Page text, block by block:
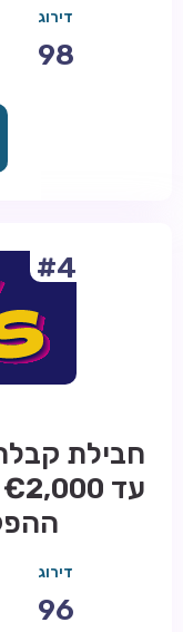
דירוג
98
#4
דירוג
96